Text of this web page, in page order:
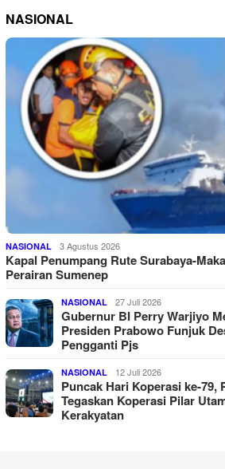
NASIONAL
NASIONAL 3 Agustus 2026
Kapal Penumpang Rute Surabaya-
Perairan Sumenep
NASIONAL 27 Juli 2026
Gubernur BI Perry Warjiyo
Presiden Prabowo Funjuk
Pengganti Pjs
NASIONAL 12 Juli 2026
Puncak Hari Koperasi ke-79,
Tegaskan Koperasi Pilar
Kerakyatan